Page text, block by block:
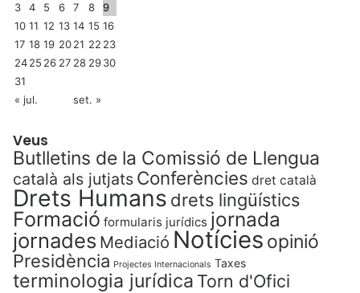
3
4 5 6 7 8
9
10 11 12 13 14 15 16
17 18 19 2021 22 23
2425 26 27 28 2930
31
« jul.
set. »
Veus
Butlletins de la Comissió de Llengua
català als jutjats Conferències dret català
Drets Humans drets lingüístics
Formació formularis jurídics jornada
jornades Mediació Notícies opinió
Presidència Projectes Internacionals Taxes
terminologia jurídica Torn d'Ofici